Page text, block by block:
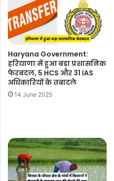
Haryana Government:
हरियाणा में हुआ बड़ा प्रशासनिक
फेरबदल, 5 HCS और 31 IAS
अधिकारियों के तबादले
14 June 2025